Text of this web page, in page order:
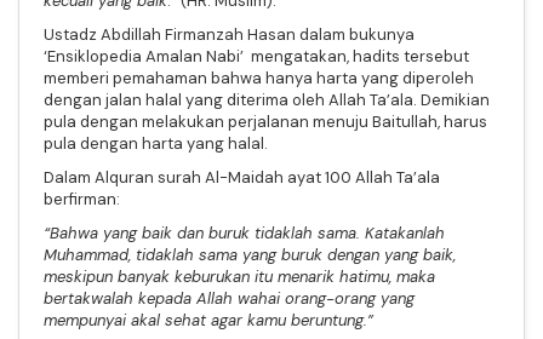
Ustadz Abdillah Firmanzah Hasan dalam bukunya
‘Ensiklopedia Amalan Nabi’ mengatakan, hadits tersebut
memberi pemahaman bahwa hanya harta yang diperoleh
dengan jalan halal yang diterima oleh Allah Ta’ala. Demikian
pula dengan melakukan perjalanan menuju Baitullah, harus
pula dengan harta yang halal.
Dalam Alquran surah Al-Maidah ayat 100 Allah Ta’ala
berfirman:
“Bahwa yang baik dan buruk tidaklah sama. Katakanlah
Muhammad, tidaklah sama yang buruk dengan yang baik,
meskipun banyak keburukan itu menarik hatimu, maka
bertakwalah kepada Allah wahai orang-orang yang
mempunyai akal sehat agar kamu beruntung.”